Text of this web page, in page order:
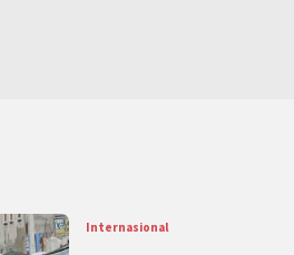
Internasional